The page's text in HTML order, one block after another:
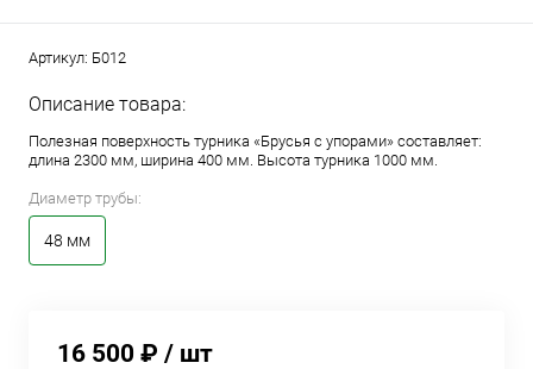
Артикул: Б012
Описание товара:
Полезная поверхность турника «Брусья с упорами» составляет:
длина 2300 мм, ширина 400 мм. Высота турника 1000 мм.
Диаметр трубы:
48 мм
16 500 ₽ / шт